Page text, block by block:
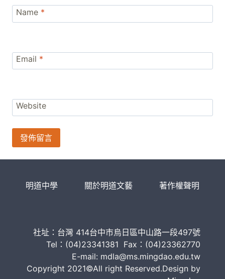
Name *
Email *
Website
明道中學 關於明道文藝 著作權聲明
社址：台灣 414台中市烏日區中山路一段497號
Tel：(04)23341381 Fax：(04)23362770
E-mail: mdla@ms.mingdao.edu.tw
Copyright 2021©All right Reserved.Design by